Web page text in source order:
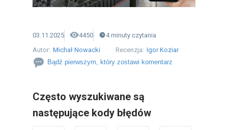
03.11.2025 4450 4 minuty czytania
Autor: Michał Nowacki Recenzja: Igor Koziar
Bądź pierwszym, który zostawi komentarz
Często wyszukiwane są
następujące kody błędów